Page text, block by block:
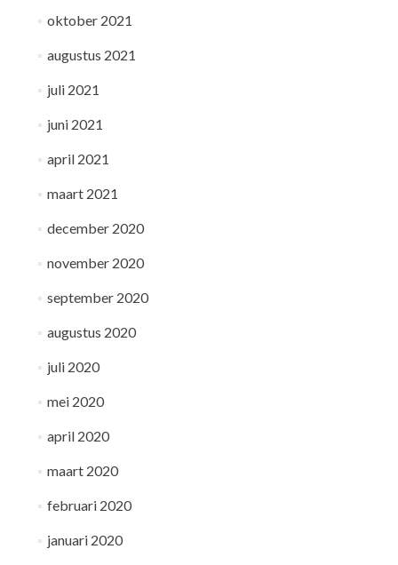
oktober 2021
augustus 2021
juli 2021
juni 2021
april 2021
maart 2021
december 2020
november 2020
september 2020
augustus 2020
juli 2020
mei 2020
april 2020
maart 2020
februari 2020
januari 2020